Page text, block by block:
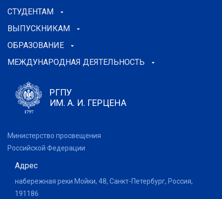
СТУДЕНТАМ
ВЫПУСКНИКАМ
ОБРАЗОВАНИЕ
МЕЖДУНАРОДНАЯ ДЕЯТЕЛЬНОСТЬ
РГПУ
ИМ. А. И. ГЕРЦЕНА
Министерство просвещения
Российской Федерации
Адрес
набережная реки Мойки, 48, Санкт-Петербург, Россия,
191186